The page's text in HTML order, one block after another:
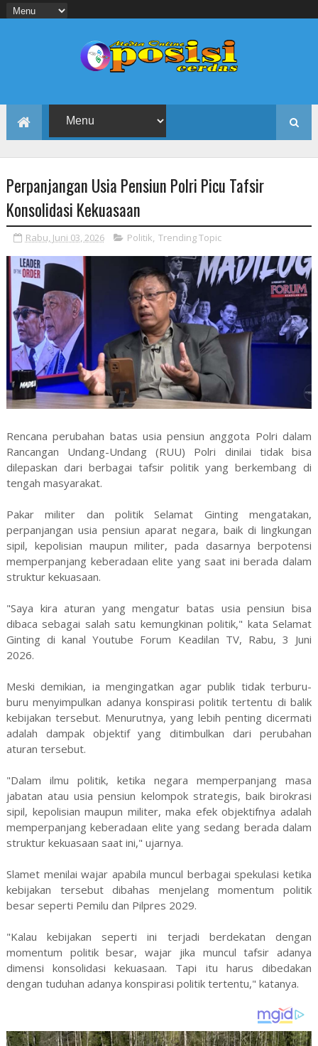
Perpanjangan Usia Pensiun Polri Picu Tafsir
Konsolidasi Kekuasaan
Rabu, Juni 03, 2026 Politik, Trending Topic
Rencana perubahan batas usia pensiun anggota Polri dalam
Rancangan Undang-Undang (RUU) Polri dinilai tidak bisa
dilepaskan dari berbagai tafsir politik yang berkembang di
tengah masyarakat.
Pakar militer dan politik Selamat Ginting mengatakan,
perpanjangan usia pensiun aparat negara, baik di lingkungan
sipil, kepolisian maupun militer, pada dasarnya berpotensi
memperpanjang keberadaan elite yang saat ini berada dalam
struktur kekuasaan.
"Saya kira aturan yang mengatur batas usia pensiun bisa
dibaca sebagai salah satu kemungkinan politik," kata Selamat
Ginting di kanal Youtube Forum Keadilan TV, Rabu, 3 Juni
2026.
Meski demikian, ia mengingatkan agar publik tidak terburu-
buru menyimpulkan adanya konspirasi politik tertentu di balik
kebijakan tersebut. Menurutnya, yang lebih penting dicermati
adalah dampak objektif yang ditimbulkan dari perubahan
aturan tersebut.
"Dalam ilmu politik, ketika negara memperpanjang masa
jabatan atau usia pensiun kelompok strategis, baik birokrasi
sipil, kepolisian maupun militer, maka efek objektifnya adalah
memperpanjang keberadaan elite yang sedang berada dalam
struktur kekuasaan saat ini," ujarnya.
Slamet menilai wajar apabila muncul berbagai spekulasi ketika
kebijakan tersebut dibahas menjelang momentum politik
besar seperti Pemilu dan Pilpres 2029.
"Kalau kebijakan seperti ini terjadi berdekatan dengan
momentum politik besar, wajar jika muncul tafsir adanya
dimensi konsolidasi kekuasaan. Tapi itu harus dibedakan
dengan tuduhan adanya konspirasi politik tertentu," katanya.